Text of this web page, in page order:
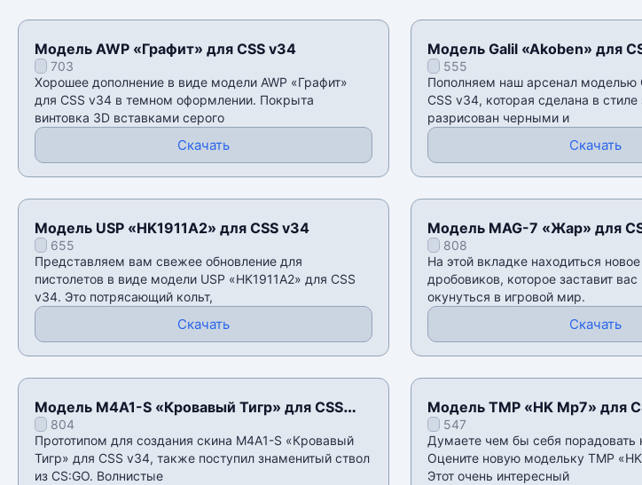
Модель AWP «Графит» для CSS v34
703
Хорошее дополнение в виде модели AWP «Графит»
для CSS v34 в темном оформлении. Покрыта
винтовка 3D вставками серого
Скачать
Модель Galil «Akoben» для
555
Пополняем наш арсенал моделью
CSS v34, которая сделана в
разрисован черными и
Скачать
Модель USP «HK1911A2» для CSS v34
655
Представляем вам свежее обновление для
пистолетов в виде модели USP «HK1911A2» для CSS
v34. Это потрясающий кольт,
Скачать
Модель MAG-7 «Жар» для
808
На этой вкладке находиться
дробовиков, которое заставит
окунуться в игровой мир.
Скачать
Модель M4A1-S «Кровавый Тигр» для CSS
v34804
Прототипом для создания скина M4A1-S «Кровавый
Тигр» для CSS v34, также поступил знаменитый ствол
из CS:GO. Волнистые
Модель TMP «HK Mp7» для
547
Думаете чем бы себя порадовать
Оцените новую модельку TMP
Этот очень интересный